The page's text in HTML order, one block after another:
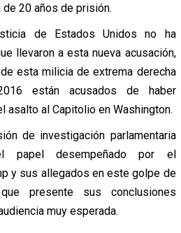
de 20 años de prisión.
de Estados Unidos no ha
llevaron a esta nueva acusación,
esta milicia de extrema derecha
están acusados de haber
asalto al Capitolio en Washington.
de investigación parlamentaria
papel desempeñado por el
y sus allegados en este golpe de
presente sus conclusiones
muy esperada.